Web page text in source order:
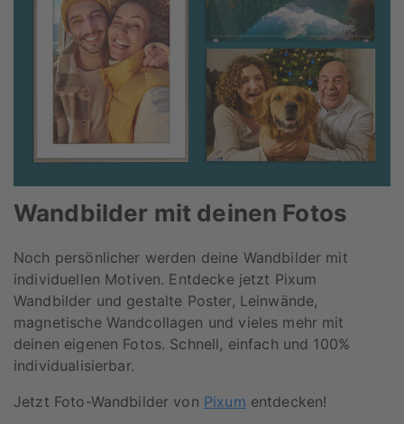
Wandbilder mit deinen Fotos
Noch persönlicher werden deine Wandbilder mit
individuellen Motiven. Entdecke jetzt Pixum
Wandbilder und gestalte Poster, Leinwände,
magnetische Wandcollagen und vieles mehr mit
deinen eigenen Fotos. Schnell, einfach und 100%
individualisierbar.
Jetzt Foto-Wandbilder von Pixum entdecken!